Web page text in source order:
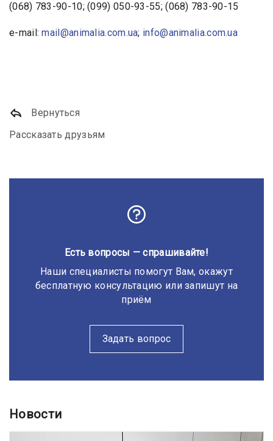
(068) 783-90-10; (099) 050-93-55; (068) 783-90-15
e-mail:mail@animalia.com.ua; info@animalia.com.ua
Вернуться
Рассказать друзьям
Есть вопросы — спрашивайте!
Наши специалисты помогут Вам, окажут
бесплатную консультацию или запишут на
приём
Задать вопрос
Новости